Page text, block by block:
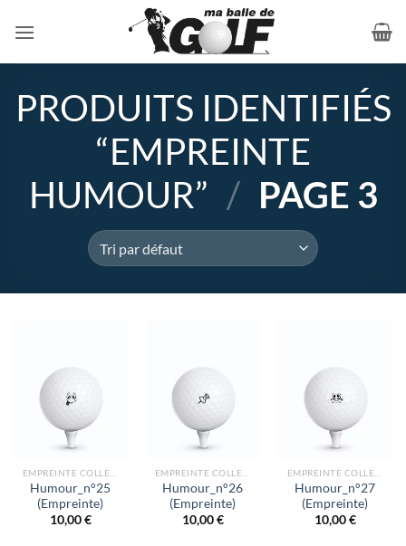
PRODUITS IDENTIFIÉS
“EMPREINTE
HUMOUR” / PAGE 3
Humour_n°25
(Empreinte)
10,00€
Humour_n°26
(Empreinte)
10,00€
Humour_n°27
(Empreinte)
10,00€